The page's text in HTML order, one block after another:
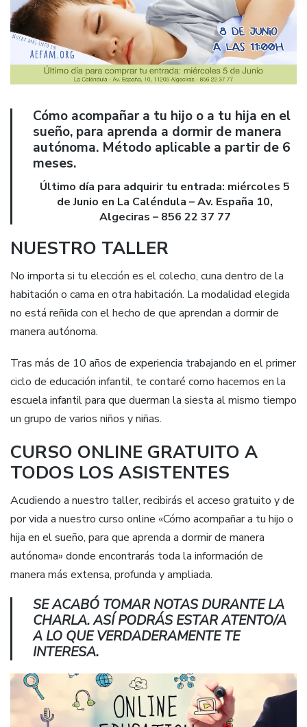
Cómo acompañar a tu hijo o a tu hija en el
sueño, para aprenda a dormir de manera
autónoma. Método aplicable a partir de 6
meses.
Último día para adquirir tu entrada: miércoles 5
de Junio en La Caléndula – Av. España 10,
Algeciras – 856 22 37 77
NUESTRO TALLER
No importa si tu elección es el colecho, cuna dentro de la
habitación o cama en otra habitación. La modalidad elegida
no está reñida con el hecho de que aprendan a dormir de
manera autónoma.
Tras más de 10 años de experiencia trabajando en el primer
ciclo de educación infantil, te contaré como hacemos en la
escuela infantil para que duerman la siesta al mismo tiempo
un grupo de varios niños y niñas.
CURSO ONLINE GRATUITO A
TODOS LOS ASISTENTES
Acudiendo a nuestro taller, recibirás el acceso gratuito y de
por vida a nuestro curso online «Cómo acompañar a tu hijo o
hija en el sueño, para que aprenda a dormir de manera
autónoma» donde encontrarás toda la información de
manera más extensa, profunda y ampliada.
SE ACABÓ TOMAR NOTAS DURANTE LA
CHARLA. ASÍ PODRÁS ESTAR ATENTO/A
A LO QUE VERDADERAMENTE TE
INTERESA.